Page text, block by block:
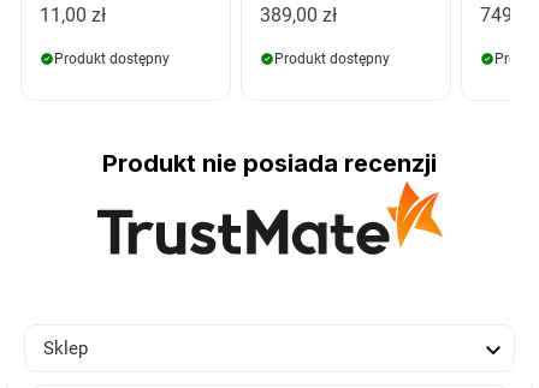
11,00 zł
Produkt dostępny
389,00 zł
Produkt dostępny
749,00
Produkt nie posiada recenzji
Sklep 